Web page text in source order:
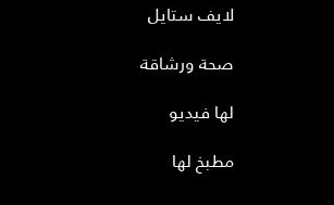
لايف ستايل
صحة ورشاقة
لها فيديو
مطبخ لها